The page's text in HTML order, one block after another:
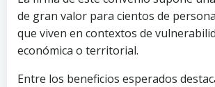
de gran valor para cientos de
que viven en contextos de
económica o territorial.
Entre los beneficios esperados